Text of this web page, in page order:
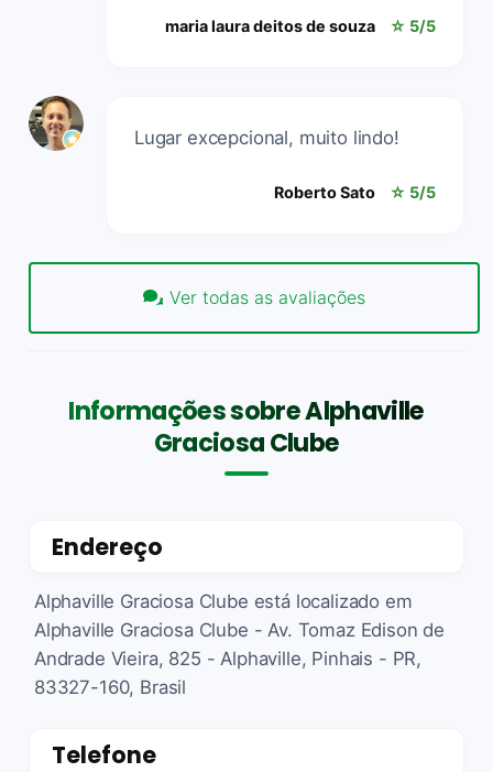
maria laura deitos de souza ☆ 5/5
Lugar excepcional, muito lindo!
Roberto Sato ☆ 5/5
Ver todas as avaliações
Informações sobre Alphaville
Graciosa Clube
Endereço
Alphaville Graciosa Clube está localizado em
Alphaville Graciosa Clube - Av. Tomaz Edison de
Andrade Vieira, 825 - Alphaville, Pinhais - PR,
83327-160, Brasil
Telefone